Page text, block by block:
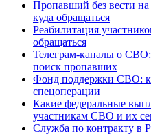
Пропавший без вести
куда обращаться
Реабилитация
обращаться
Телеграм-каналы о
поиск пропавших
Фонд поддержки СВО:
спецоперации
Какие федеральные
участникам СВО и их
Служба по контракту в